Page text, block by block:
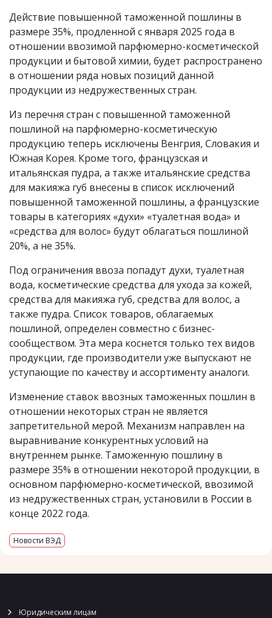
Действие повышенной таможенной пошлины в
размере 35%, продленной с января 2025 года в
отношении ввозимой парфюмерно-косметической
продукции и бытовой химии, будет распространено
в отношении ряда новых позиций данной
продукции из недружественных стран.
Из перечня стран с повышенной таможенной
пошлиной на парфюмерно-косметическую
продукцию теперь исключены Венгрия, Словакия и
Южная Корея. Кроме того, французская и
итальянская пудра, а также итальянские средства
для макияжа губ внесены в список исключений
повышенной таможенной пошлины, а французские
товары в категориях «духи» «туалетная вода» и
«средства для волос» будут облагаться пошлиной
20%, а не 35%.
Под ограничения ввоза попадут духи, туалетная
вода, косметические средства для ухода за кожей,
средства для макияжа губ, средства для волос, а
также пудра. Список товаров, облагаемых
пошлиной, определен совместно с бизнес-
сообществом. Эта мера коснется только тех видов
продукции, где производители уже выпускают не
уступающие по качеству и ассортименту аналоги.
Изменение ставок ввозных таможенных пошлин в
отношении некоторых стран не является
запретительной мерой. Механизм направлен на
выравнивание конкурентных условий на
внутреннем рынке. Таможенную пошлину в
размере 35% в отношении некоторой продукции, в
основном парфюмерно-косметической, ввозимой
из недружественных стран, установили в России в
конце 2022 года.
Новости ВЭД
Юридическим лицам